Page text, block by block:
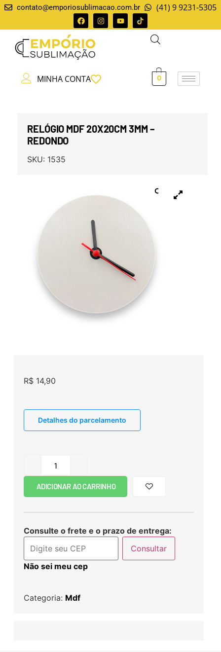
contato@emporiosublimacao.com.br (41) 9 9231-5305
MINHA CONTA 0
RELÓGIO MDF 20X20CM 3MM –
REDONDO
SKU: 1535
R$14,90
Detalhes do parcelamento
ADICIONAR AO CARRINHO
Consulte o frete e o prazo de entrega:
Consultar
Não sei meu cep
Categoria: Mdf